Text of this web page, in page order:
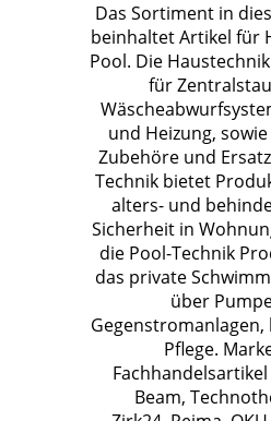
Das Sortiment in
beinhaltet Artikel für
Pool. Die
für
und Heizung,
Zubehöre und
Technik bietet
alters- und
Sicherheit in
die Pool-Technik
das private
über
Gegenstromanlagen,
Pflege.
Fachhandelsartikel
Beam,